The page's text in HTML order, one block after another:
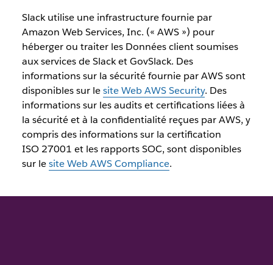
Slack utilise une infrastructure fournie par
Amazon Web Services, Inc. (« AWS ») pour
héberger ou traiter les Données client soumises
aux services de Slack et GovSlack. Des
informations sur la sécurité fournie par AWS sont
disponibles sur lesite Web AWS Security. Des
informations sur les audits et certifications liées à
la sécurité et à la confidentialité reçues par AWS, y
compris des informations sur la certification
ISO 27001 et les rapports SOC, sont disponibles
sur lesite Web AWS Compliance.